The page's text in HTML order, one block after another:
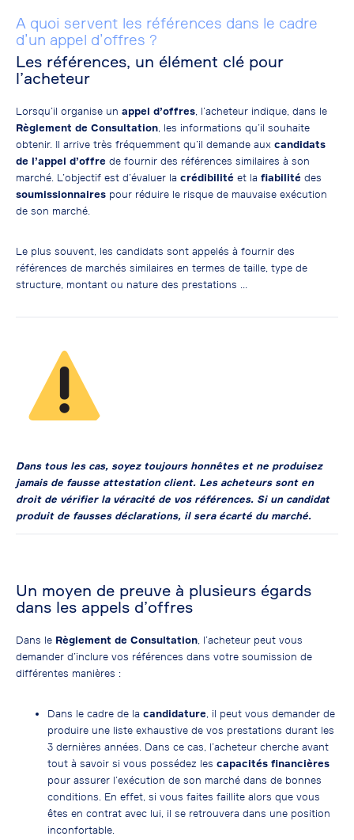
A quoi servent les références dans le cadre
d’un appel d’offres ?
Les références, un élément clé pour
l’acheteur
Lorsqu’il organise un appel d’offres , l’acheteur indique, dans le
Règlement de Consultation , les informations qu’il souhaite
obtenir. Il arrive très fréquemment qu’il demande aux candidats
de l’appel d’offre de fournir des références similaires à son
marché. L’objectif est d’évaluer la crédibilité et la fiabilité des
soumissionnaires pour réduire le risque de mauvaise exécution
de son marché.
Le plus souvent, les candidats sont appelés à fournir des
références de marchés similaires en termes de taille, type de
structure, montant ou nature des prestations …
Dans tous les cas, soyez toujours honnêtes et ne produisez
jamais de fausse attestation client. Les acheteurs sont en
droit de vérifier la véracité de vos références. Si un candidat
produit de fausses déclarations, il sera écarté du marché.
Un moyen de preuve à plusieurs égards
dans les appels d’offres
Dans le Règlement de Consultation , l’acheteur peut vous
demander d’inclure vos références dans votre soumission de
différentes manières :
Dans le cadre de la candidature , il peut vous demander de
produire une liste exhaustive de vos prestations durant les
3 dernières années. Dans ce cas, l’acheteur cherche avant
tout à savoir si vous possédez les capacités financières
pour assurer l’exécution de son marché dans de bonnes
conditions. En effet, si vous faites faillite alors que vous
êtes en contrat avec lui, il se retrouvera dans une position
inconfortable.